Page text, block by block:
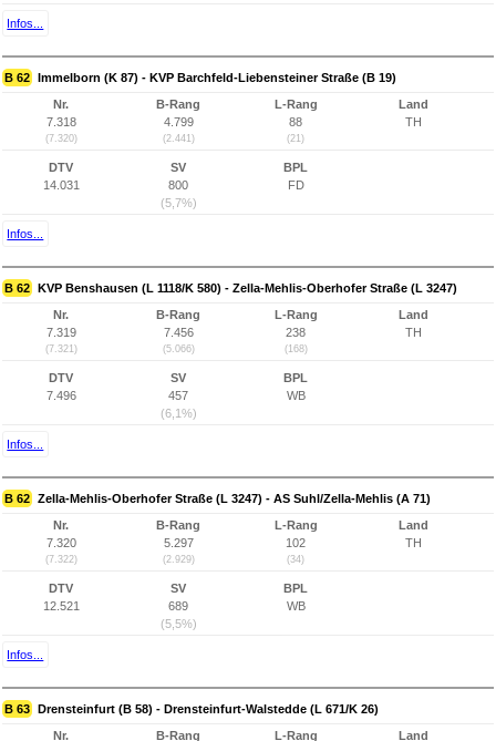
Infos...
B 62 Immelborn (K 87) - KVP Barchfeld-Liebensteiner Straße (B 19)
Nr.
7.318
(7.320)
B-Rang
4.799
(2.441)
L-Rang
88
(21)
Land
TH
DTV
14.031
SV
800
(5,7%)
BPL
FD
Infos...
B 62 KVP Benshausen (L 1118/K 580) - Zella-Mehlis-Oberhofer Straße (L 3247)
Nr.
7.319
(7.321)
B-Rang
7.456
(5.066)
L-Rang
238
(168)
Land
TH
DTV
7.496
SV
457
(6,1%)
BPL
WB
Infos...
B 62 Zella-Mehlis-Oberhofer Straße (L 3247) - AS Suhl/Zella-Mehlis (A 71)
Nr.
7.320
(7.322)
B-Rang
5.297
(2.929)
L-Rang
102
(34)
Land
TH
DTV
12.521
SV
689
(5,5%)
BPL
WB
Infos...
B 63 Drensteinfurt (B 58) - Drensteinfurt-Walstedde (L 671/K 26)
Nr.
B-Rang
L-Rang
Land